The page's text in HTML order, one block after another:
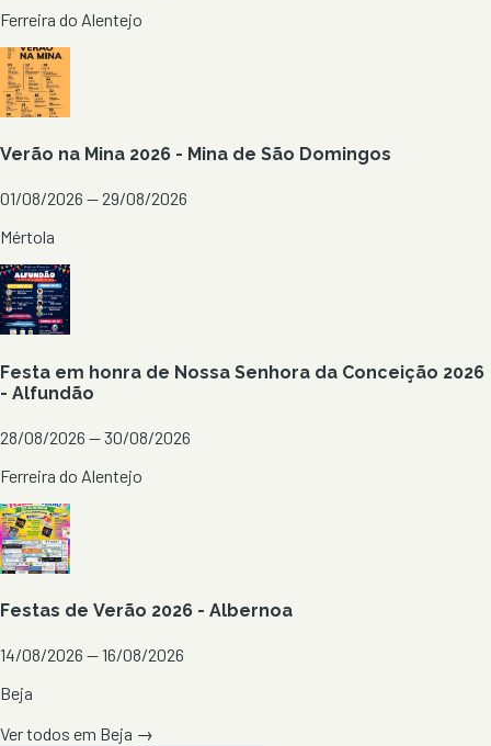
Ferreira do Alentejo
Verão na Mina 2026 - Mina de São Domingos
01/08/2026 — 29/08/2026
Mértola
Festa em honra de Nossa Senhora da Conceição 2026
- Alfundão
28/08/2026 — 30/08/2026
Ferreira do Alentejo
Festas de Verão 2026 - Albernoa
14/08/2026 — 16/08/2026
Beja
Ver todos em Beja →